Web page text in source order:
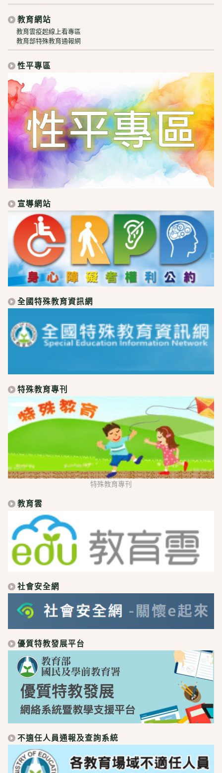
教育網站
教育雲疫起線上看專區
教育部特殊教育通報網
性平專區
宣導網站
全國特殊教育資訊網
特殊教育專刊
特殊教育專刊
教育雲
社會安全網
優質特教發展平台
不適任人員通報及查詢系統